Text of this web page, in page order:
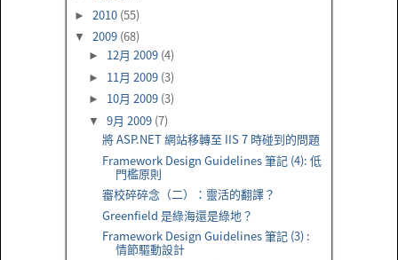
► 2010 (55)
▼ 2009 (68)
► 12月 2009 (4)
► 11月 2009 (3)
► 10月 2009 (3)
▼ 9月 2009 (7)
將 ASP.NET 網站移轉至 IIS 7 時碰到的問題
Framework Design Guidelines 筆記 (4): 低
門檻原則
審校碎碎念（二）：靈活的翻譯？
Greenfield 是綠海還是綠地？
Framework Design Guidelines 筆記 (3) :
情節驅動設計